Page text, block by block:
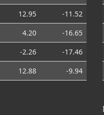
12.95
-11.52
4.20
-16.65
-2.26
-17.46
12.88 -9.94